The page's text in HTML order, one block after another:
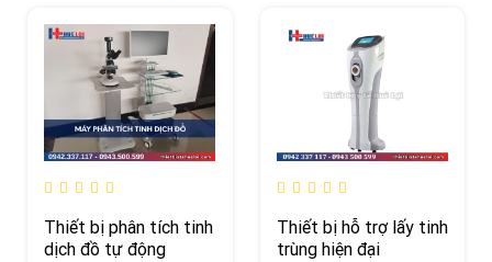
Thiết bị phân tích tinh
dịch đồ tự động
Thiết bị hỗ trợ lấy tinh
trùng hiện đại